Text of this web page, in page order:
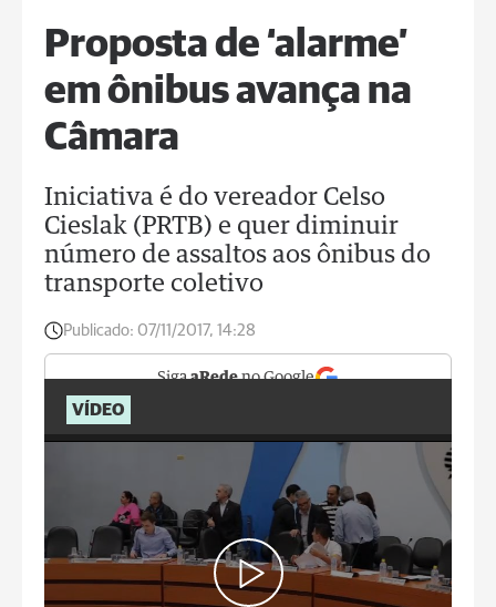
Proposta de ‘alarme’
em ônibus avança na
Câmara
Iniciativa é do vereador Celso
Cieslak (PRTB) e quer diminuir
número de assaltos aos ônibus do
transporte coletivo
Publicado: 07/11/2017, 14:28
SigaaRedeno Google
VÍDEO